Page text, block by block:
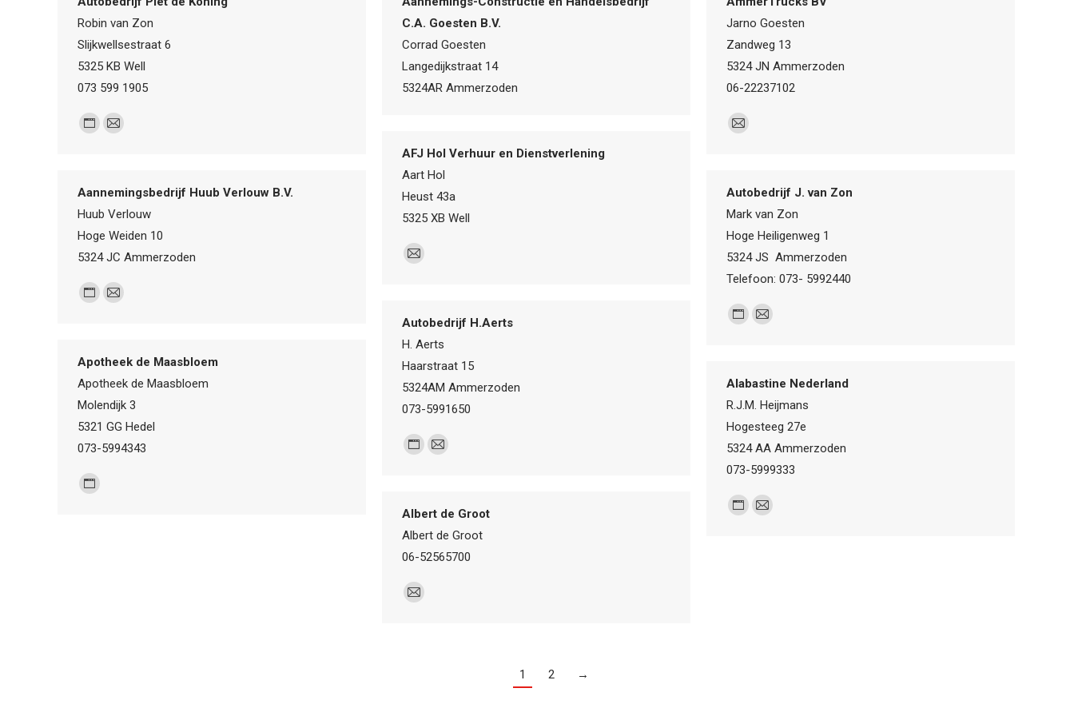
Robin van Zon
Slijkwellsestraat 6
5325 KB Well
073 599 1905
Personal
website
E-
C.A. Goesten B.V.
Corrad Goesten
Langedijkstraat 14
5324AR Ammerzoden
Jarno Goesten
Zandweg 13
5324 JN Ammerzoden
06-22237102
E-
AFJ Hol Verhuur en Dienstverlening
Aart Hol
Heust 43a
5325 XB Well
E-
Aannemingsbedrijf Huub Verlouw B.V.
Huub Verlouw
Hoge Weiden 10
5324 JC Ammerzoden
Personal
website
E-
Autobedrijf J. van Zon
Mark van Zon
Hoge Heiligenweg 1
5324 JS Ammerzoden
Telefoon: 073- 5992440
Personal
website
E-
Autobedrijf H.Aerts
H. Aerts
Haarstraat 15
5324AM Ammerzoden
073-5991650
Personal
website
E-
Apotheek de Maasbloem
Apotheek de Maasbloem
Molendijk 3
5321 GG Hedel
073-5994343
Personal
Alabastine Nederland
R.J.M. Heijmans
Hogesteeg 27e
5324 AA Ammerzoden
073-5999333
Personal
E-
Albert de Groot
Albert de Groot
06-52565700
E-
1 2 →